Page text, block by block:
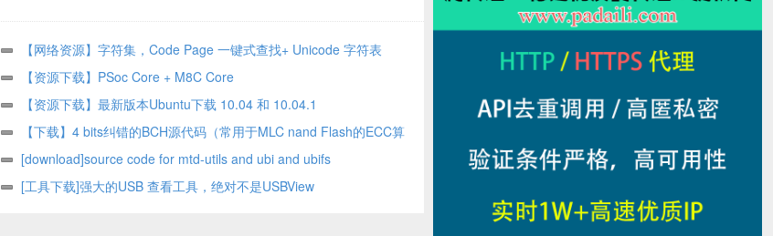
【网络资源】字符集，Code Page 一键式查找+ Unicode 字符表
【资源下载】PSoc Core + M8C Core
【资源下载】最新版本Ubuntu下载 10.04 和 10.04.1
【下载】4 bits纠错的BCH源代码（常用于MLC nand Flash的ECC算
法）[download]source code for mtd-utils and ubi and ubifs
[工具下载]强大的USB 查看工具，绝对不是USBView